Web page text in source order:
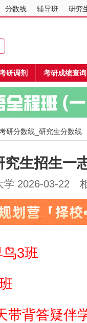
分数线 辅导班 研究
研调剂 考研成绩查询
研分数线_研究生分数线
生招生一
学 2026-03-22
3班
带背答疑伴